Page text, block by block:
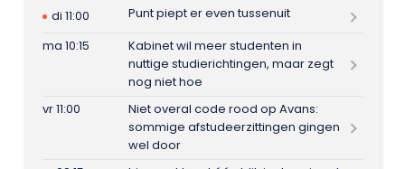
di 11:00
Punt piept er even tussenuit
ma 10:15
Kabinet wil meer studenten in
nuttige studierichtingen, maar zegt
nog niet hoe
vr 11:00
Niet overal code rood op Avans:
sommige afstudeerzittingen gingen
wel door